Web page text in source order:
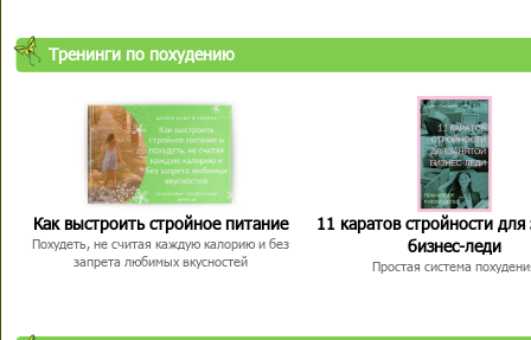
Тренинги по похудению
Как выстроить стройное питание
Похудеть, не считая каждую калорию и без
запрета любимых вкусностей
11 каратов стройности для
бизнес-леди
Простая система